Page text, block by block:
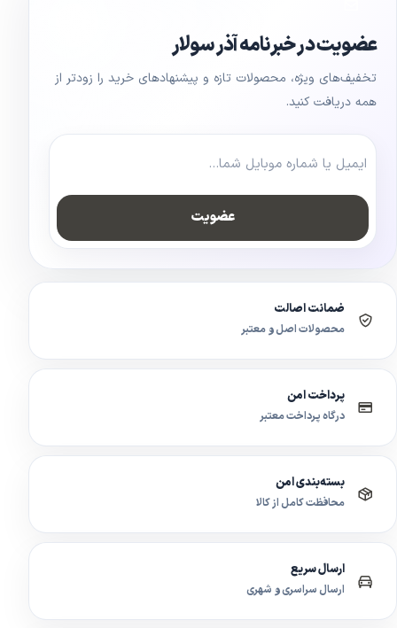
عضویت در خبرنامه آذر سولار
تخفیف‌های ویژه، محصولات تازه و پیشنهادهای خرید را زودتر از
همه دریافت کنید.
عضویت
ضمانت اصالت
محصولات اصل و معتبر
پرداخت امن
درگاه پرداخت معتبر
بسته‌بندی امن
محافظت کامل از کالا
ارسال سریع
ارسال سراسری و شهری